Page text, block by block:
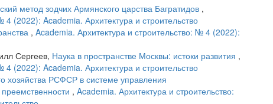
метод зодчих Армянского царства Багратидов ,
(2022): Academia. Архитектура и строительство
, Academia. Архитектура и строительство: № 4 (2022):
Сергеев, Наука в пространстве Москвы: истоки развития ,
(2022): Academia. Архитектура и строительство
хозяйства РСФСР в системе управления
, Academia. Архитектура и строительство: